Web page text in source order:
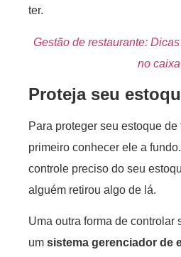
ter.
Gestão de restaurante:
no caixa
Proteja seu
Para proteger seu estoque
primeiro conhecer ele a
controle preciso do seu
alguém retirou algo de lá.
Uma outra forma de controlar
um sistema gerenciador de